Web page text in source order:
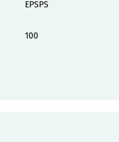
EPSPS
100